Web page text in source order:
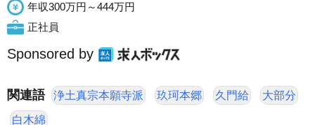
年収300万円～444万円
正社員
Sponsored by
関連語 浄土真宗本願寺派 玖珂本郷 久門給 大部分
白木綿